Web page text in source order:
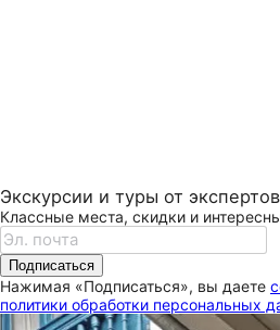
Экскурсии и туры от
Классные места, скидки и
Подписаться
Нажимая «Подписаться», вы даете
политики обработки персональных